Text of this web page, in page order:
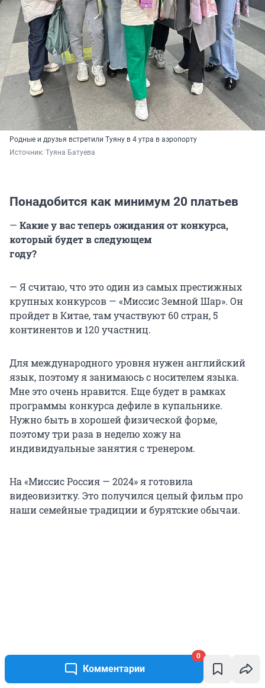
Комментарии
0
Родные и друзья встретили Туяну в 4 утра в аэропорту
Источник: Туяна Батуева
Понадобится как минимум 20 платьев
— Какие у вас теперь ожидания от конкурса,
который будет в следующем
году?
— Я считаю, что это один из самых престижных
крупных конкурсов — «Миссис Земной Шар». Он
пройдет в Китае, там участвуют 60 стран, 5
континентов и 120 участниц.
Для международного уровня нужен английский
язык, поэтому я занимаюсь с носителем языка.
Мне это очень нравится. Еще будет в рамках
программы конкурса дефиле в купальнике.
Нужно быть в хорошей физической форме,
поэтому три раза в неделю хожу на
индивидуальные занятия с тренером.
На «Миссис Россия — 2024» я готовила
видеовизитку. Это получился целый фильм про
наши семейные традиции и бурятские обычаи.
Источник: Маруся Ильенко / Vk.com